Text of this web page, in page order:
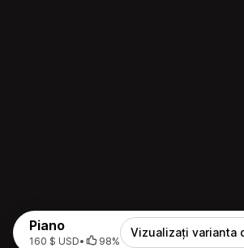
Piano
160 $ USD• 98%
Vizualizați varianta